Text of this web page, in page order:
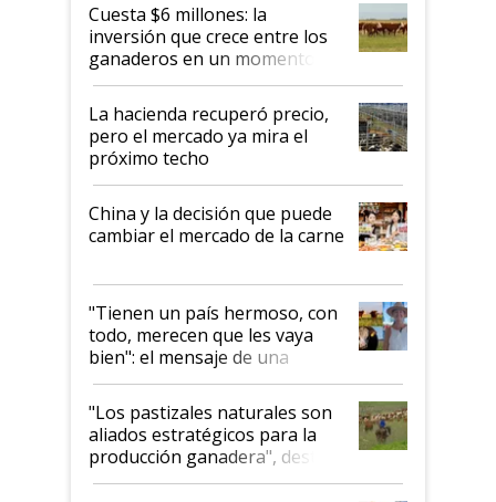
Cuesta $6 millones: la
inversión que crece entre los
ganaderos en un momento
histórico para la actividad
La hacienda recuperó precio,
pero el mercado ya mira el
próximo techo
China y la decisión que puede
cambiar el mercado de la carne
"Tienen un país hermoso, con
todo, merecen que les vaya
bien": el mensaje de una
ganadera uruguaya sobre las
oportunidades que se abren
para el agro en Argentina, con
foco en la carne
"Los pastizales naturales son
aliados estratégicos para la
producción ganadera", destaca
la iniciativa que ya reúne a 46